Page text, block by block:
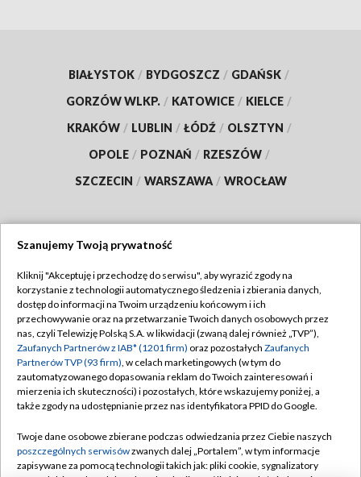
BIAŁYSTOK / BYDGOSZCZ / GDAŃSK /
GORZÓW WLKP. / KATOWICE / KIELCE /
KRAKÓW / LUBLIN / ŁÓDŹ / OLSZTYN /
OPOLE / POZNAŃ / RZESZÓW /
SZCZECIN / WARSZAWA / WROCŁAW
TVP
Abonament TVP
Emisja w TVP
Centrum informacji TVP
Naziemna Telewizja Cyfrowa
Rada Programowa
Regulamin TVP
Polityka prywatności
Moje zgody
Pomoc
Kontakt
Szanujemy Twoją prywatność
Kliknij "Akceptuję i przechodzę do serwisu", aby wyrazić zgody na
korzystanie z technologii automatycznego śledzenia i zbierania danych,
dostęp do informacji na Twoim urządzeniu końcowym i ich
przechowywanie oraz na przetwarzanie Twoich danych osobowych przez
nas, czyli Telewizję Polską S.A. w likwidacji (zwaną dalej również „TVP”),
Zaufanych Partnerów z IAB* (1201 firm) oraz pozostałych Zaufanych
Partnerów TVP (93 firm), w celach marketingowych (w tym do
zautomatyzowanego dopasowania reklam do Twoich zainteresowań i
mierzenia ich skuteczności) i pozostałych, które wskazujemy poniżej, a
także zgody na udostępnianie przez nas identyfikatora PPID do Google.
Twoje dane osobowe zbierane podczas odwiedzania przez Ciebie naszych
poszczególnych serwisówzwanych dalej „Portalem”, w tym informacje
zapisywane za pomocą technologii takich jak: pliki cookie, sygnalizatory